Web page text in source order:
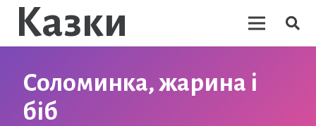
Казки
Соломинка, жарина і
біб